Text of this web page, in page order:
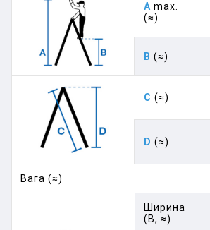
A max.
(≈)
B (≈)
C (≈)
D (≈)
Вага (≈)
Ширина
(В, ≈)